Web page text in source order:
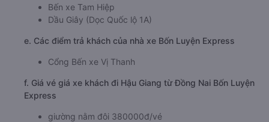
Bến xe Tam Hiệp
Dầu Giây (Dọc Quốc lộ 1A)
e. Các điểm trả khách của nhà xe Bốn Luyện Express
Cổng Bến xe Vị Thanh
f. Giá vé giá xe khách đi Hậu Giang từ Đồng Nai Bốn Luyện
Express
giường nằm đôi 380000đ/vé